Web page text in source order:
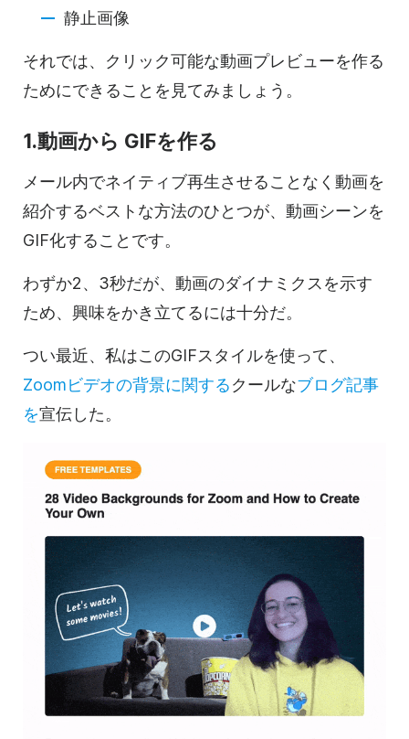
静止画像
それでは、クリック可能な動画プレビューを作る
ためにできることを見てみましょう。
1.動画から GIFを作る
メール内でネイティブ再生させることなく 動画を
紹介するベストな方法のひとつが、 動画シーンを
GIF化することです。
わずか2、3秒だが、 動画のダイナミクスを示す
ため、興味をかき立てるには十分だ。
つい最近、私はこのGIFスタイルを使って、
Zoomビデオの背景に関するクールなブログ記事
を宣伝した。